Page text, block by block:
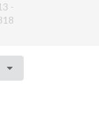
-